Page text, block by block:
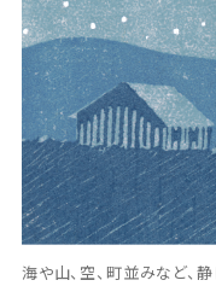
海や山、空、町並みなど、